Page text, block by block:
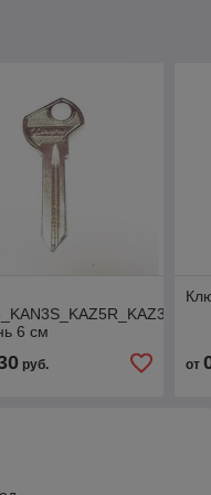
6 см
руб. от